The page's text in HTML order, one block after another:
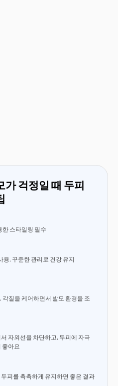
가 걱정일 때 두피
한 스타일링 필수
용, 꾸준한 관리로 건강 유지
질을 케어하면서 발모 환경을 조
자외선을 차단하고, 두피에 자극
좋아요
피를 촉촉하게 유지하면 좋은 결과